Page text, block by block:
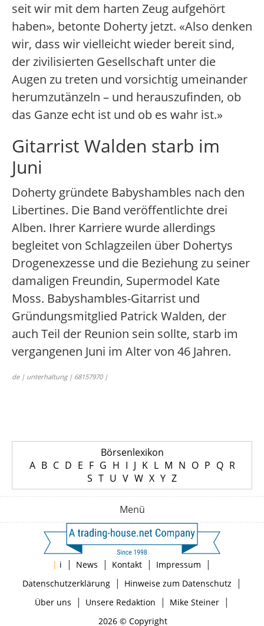
seit wir mit dem harten Zeug aufgehört
haben», betonte Doherty jetzt. «Also denken
wir, dass wir vielleicht wieder bereit sind,
der zivilisierten Gesellschaft unter die
Augen zu treten und vorsichtig umeinander
herumzutänzeln – und herauszufinden, ob
das Ganze echt ist und ob es wahr ist.»
Gitarrist Walden starb im
Juni
Doherty gründete Babyshambles nach den
Libertines. Die Band veröffentlichte drei
Alben. Ihrer Karriere wurde allerdings
begleitet von Schlagzeilen über Dohertys
Drogenexzesse und die Beziehung zu seiner
damaligen Freundin, Supermodel Kate
Moss. Babyshambles-Gitarrist und
Gründungsmitglied Patrick Walden, der
auch Teil der Reunion sein sollte, starb im
vergangenen Juni im Alter von 46 Jahren.
de | unterhaltung | 68157970 |
Börsenlexikon
A B C D E F G H I J K L M N O P Q R
S T U V W X Y Z
Menü
| i | News | Kontakt | Impressum |
Datenschutzerklärung| Hinweise zum Datenschutz |
Über uns | Unsere Redaktion | Mike Steiner|
2026 © Copyright